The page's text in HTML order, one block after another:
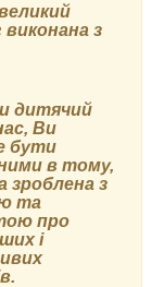
з
дитячий
Ви
бути
в тому,
зроблена з
та
про
і